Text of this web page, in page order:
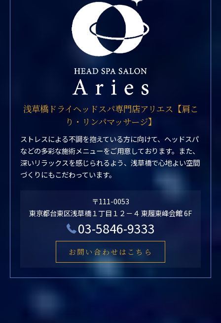
浅草橋ドライヘッドスパ専門店アリエス【肩こ
り・リンパマッサージ】
ストレスによる不調を抱えている方に向けて、ヘッドスパ
などの多彩な施術メニューをご用意しております。また、
深いリラックスを感じられるよう、浅草橋で心地よい空間
づくりにもこだわっています。
〒111-0053
東京都台東区浅草橋１丁目１２－４ 東履東峰会館 6F
03-5846-9333
お問い合わせはこちら